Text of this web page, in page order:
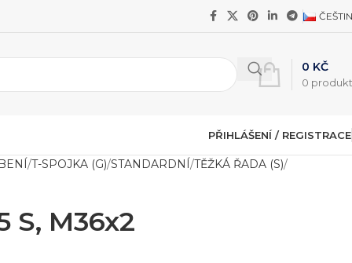
0
0 KČ
PŘIHLÁŠENÍ / REGISTRACE
T-SPOJKA (G) STANDARDNÍ TĚŽKÁ ŘADA (S)
S, M36x2